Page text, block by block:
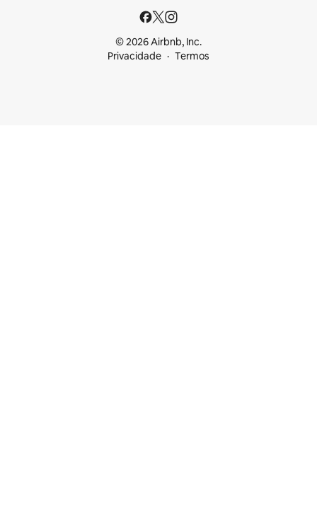
© 2026 Airbnb, Inc.
Privacidade
Termos